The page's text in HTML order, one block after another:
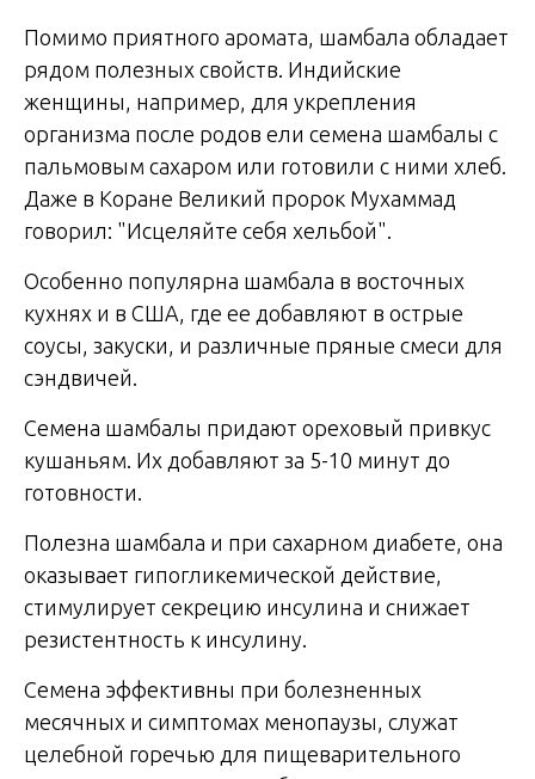
Помимо приятного аромата, шамбала обладает
рядом полезных свойств. Индийские
женщины, например, для укрепления
организма после родов ели семена шамбалы с
пальмовым сахаром или готовили с ними хлеб.
Даже в Коране Великий пророк Мухаммад
говорил: "Исцеляйте себя хельбой".
Особенно популярна шамбала в восточных
кухнях и в США, где ее добавляют в острые
соусы, закуски, и различные пряные смеси для
сэндвичей.
Семена шамбалы придают ореховый привкус
кушаньям. Их добавляют за 5-10 минут до
готовности.
Полезна шамбала и при сахарном диабете, она
оказывает гипогликемической действие,
стимулирует секрецию инсулина и снижает
резистентность к инсулину.
Семена эффективны при болезненных
месячных и симптомах менопаузы, служат
целебной горечью для пищеварительного